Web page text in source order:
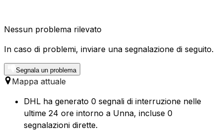
Nessun problema rilevato
In caso di problemi, inviare una segnalazione di seguito.
Segnala un problema
Mappa attuale
DHL ha generato 0 segnali di interruzione nelle
ultime 24 ore intorno a Unna, incluse 0
segnalazioni dirette.